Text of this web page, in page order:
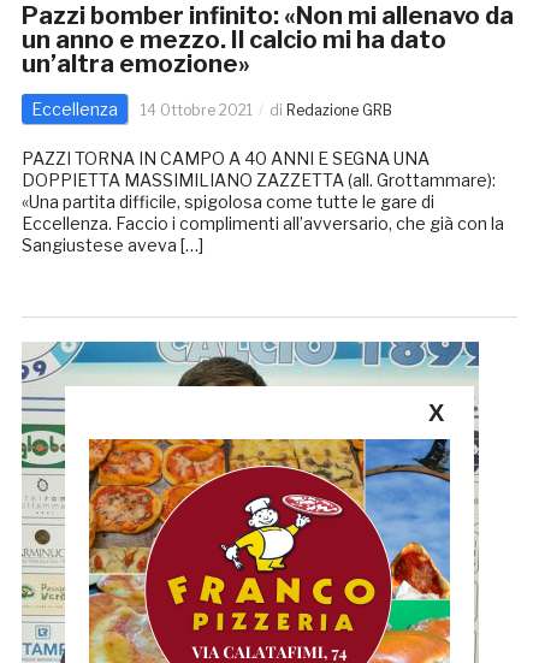
Pazzi bomber infinito: «Non mi allenavo da
un anno e mezzo. Il calcio mi ha dato
un’altra emozione»
Eccellenza 14 Ottobre 2021 di Redazione GRB
PAZZI TORNA IN CAMPO A 40 ANNI E SEGNA UNA
DOPPIETTA MASSIMILIANO ZAZZETTA (all. Grottammare):
«Una partita difficile, spigolosa come tutte le gare di
Eccellenza. Faccio i complimenti all’avversario, che già con la
Sangiustese aveva […]
X